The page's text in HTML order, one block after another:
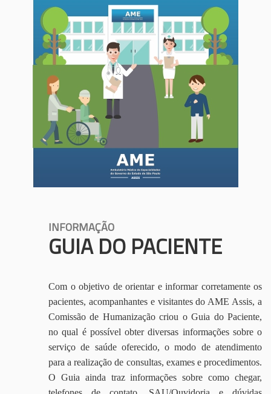
INFORMAÇÃO
GUIA DO PACIENTE
Com o objetivo de orientar e informar corretamente os
pacientes, acompanhantes e visitantes do AME Assis, a
Comissão de Humanização criou o Guia do Paciente,
no qual é possível obter diversas informações sobre o
serviço de saúde oferecido, o modo de atendimento
para a realização de consultas, exames e procedimentos.
O Guia ainda traz informações sobre como chegar,